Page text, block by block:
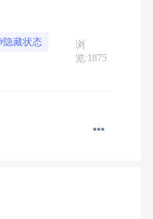
隐藏状态
浏
览:1875